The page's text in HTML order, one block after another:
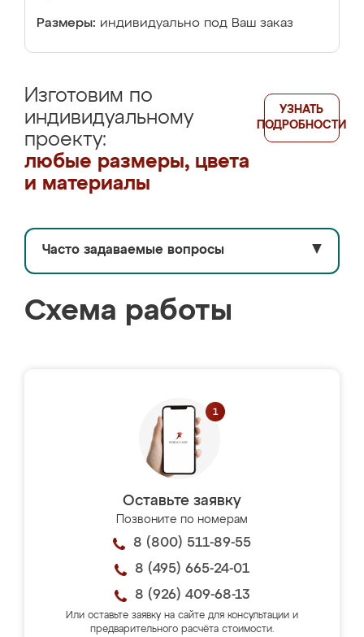
Размеры: индивидуально под Ваш заказ
Изготовим по
индивидуальному
проекту:
любые размеры, цвета
и материалы
УЗНАТЬ
ПОДРОБНОСТИ
Часто задаваемые вопросы ▼
Схема работы
Оставьте заявку
Позвоните по номерам
8 (800) 511-89-55
8 (495) 665-24-01
8 (926) 409-68-13
Или оставьте заявку на сайте для консультации и
предварительного расчёта стоимости.